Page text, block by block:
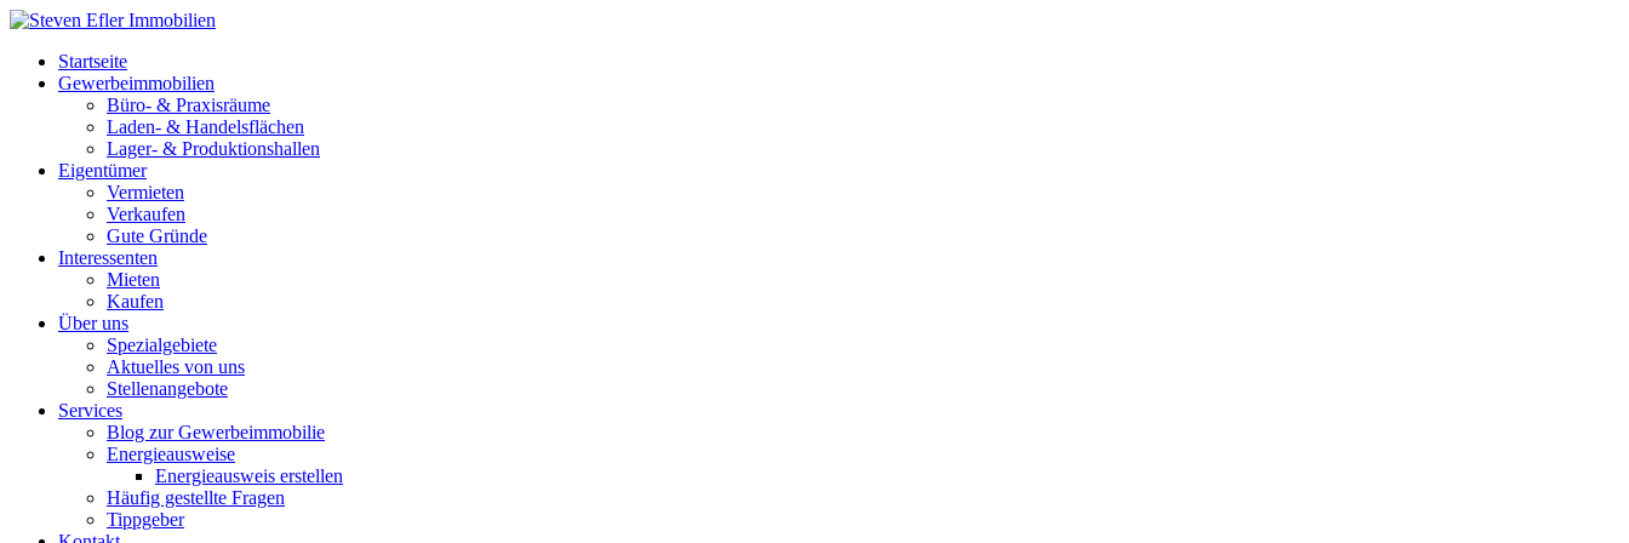
Startseite
Gewerbeimmobilien
Büro- & Praxisräume
Laden- & Handelsflächen
Lager- & Produktionshallen
Eigentümer
Vermieten
Verkaufen
Gute Gründe
Interessenten
Mieten
Kaufen
Über uns
Spezialgebiete
Aktuelles von uns
Stellenangebote
Services
Blog zur Gewerbeimmobilie
Energieausweise
Energieausweis erstellen
Häufig gestellte Fragen
Tippgeber